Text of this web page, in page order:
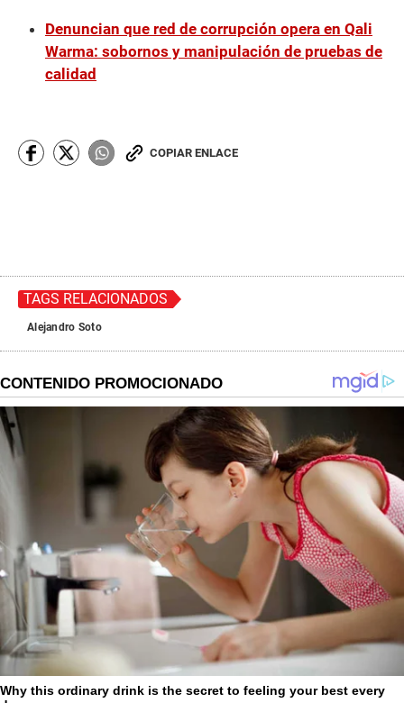
Denuncian que red de corrupción opera en Qali
Warma: sobornos y manipulación de pruebas de
calidad
COPIAR ENLACE
TAGS RELACIONADOS
Alejandro Soto